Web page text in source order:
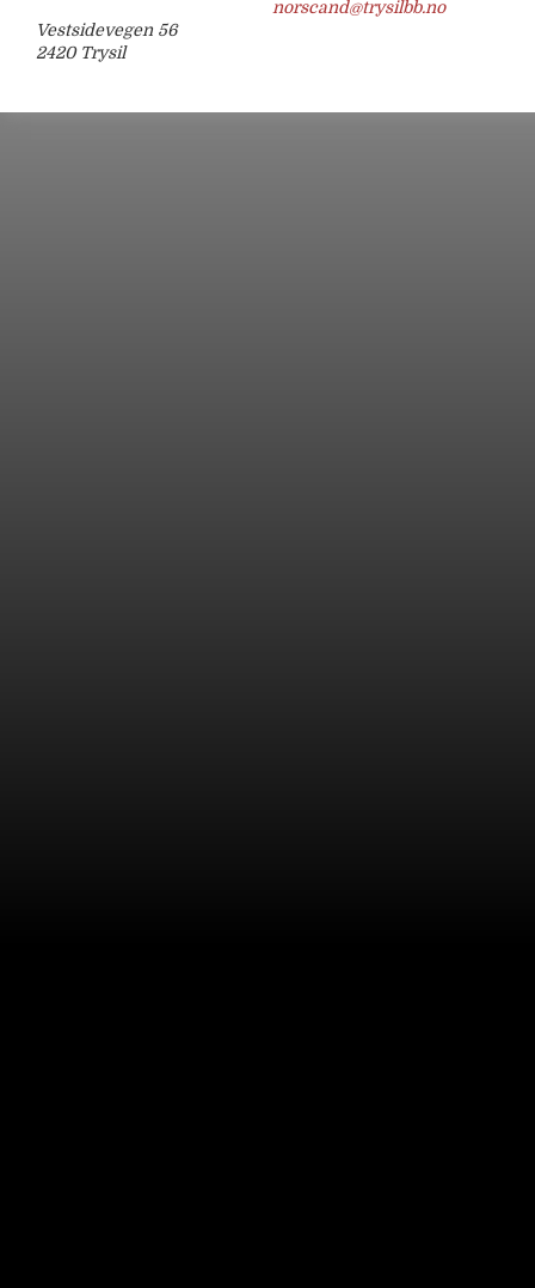
Vestsidevegen 56
2420 Trysil
norscand@trysilbb.no